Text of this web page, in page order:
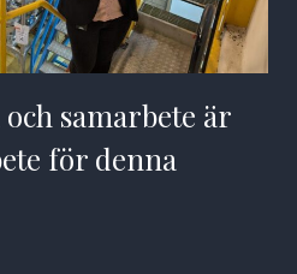
samarbete är
för denna